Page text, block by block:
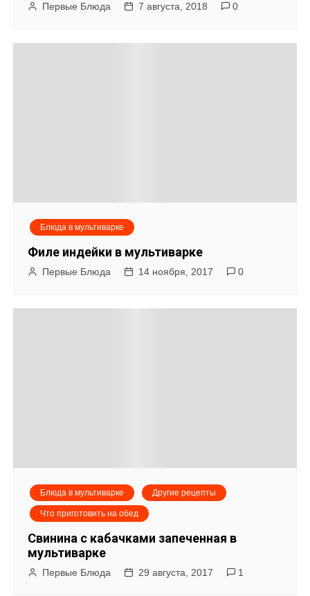
Первые Блюда 7 августа, 2018 0
Блюда в мультиварке
Филе индейки в мультиварке
Первые Блюда 14 ноября, 2017 0
Блюда в мультиварке Другие рецепты
Что приготовить на обед
Свинина с кабачками запеченная в
мультиварке
Первые Блюда 29 августа, 2017 1